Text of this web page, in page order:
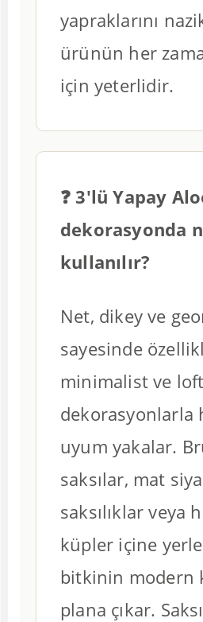
yapraklarını
ürünün her
için yeterlidir.
❓ 3'lü Yapay
dekorasyonda
kullanılır?
Net, dikey ve
sayesinde
minimalist ve
dekorasyonlarla
uyum yakalar.
saksılar, mat
saksılıklar veya
küpler içine
bitkinin modern
plana çıkar.